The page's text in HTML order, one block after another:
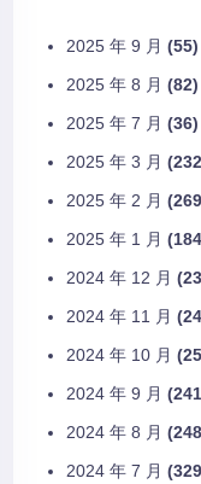
2025 年 9 月 (55)
2025 年 8 月 (82)
2025 年 7 月 (36)
2025 年 3 月
2025 年 2 月
2025 年 1 月
2024 年 12 月
2024 年 11 月
2024 年 10 月
2024 年 9 月
2024 年 8 月
2024 年 7 月